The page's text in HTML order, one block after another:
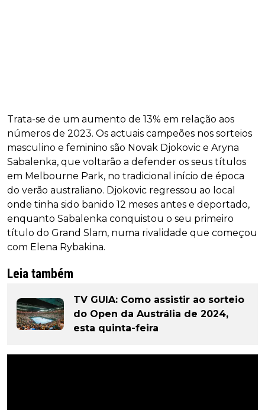
Trata-se de um aumento de 13% em relação aos
números de 2023. Os actuais campeões nos sorteios
masculino e feminino são Novak Djokovic e Aryna
Sabalenka, que voltarão a defender os seus títulos
em Melbourne Park, no tradicional início de época
do verão australiano. Djokovic regressou ao local
onde tinha sido banido 12 meses antes e deportado,
enquanto Sabalenka conquistou o seu primeiro
título do Grand Slam, numa rivalidade que começou
com Elena Rybakina.
Leia também
TV GUIA: Como assistir ao sorteio
do Open da Austrália de 2024,
esta quinta-feira